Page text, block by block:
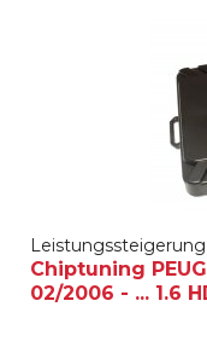
Chiptuning
02/2006 - ... 1.6